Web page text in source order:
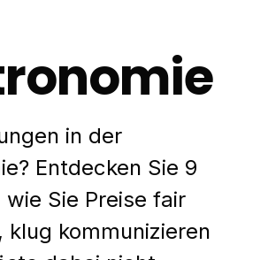
in der
Entdecken Sie 9
Sie Preise fair
klug kommunizieren